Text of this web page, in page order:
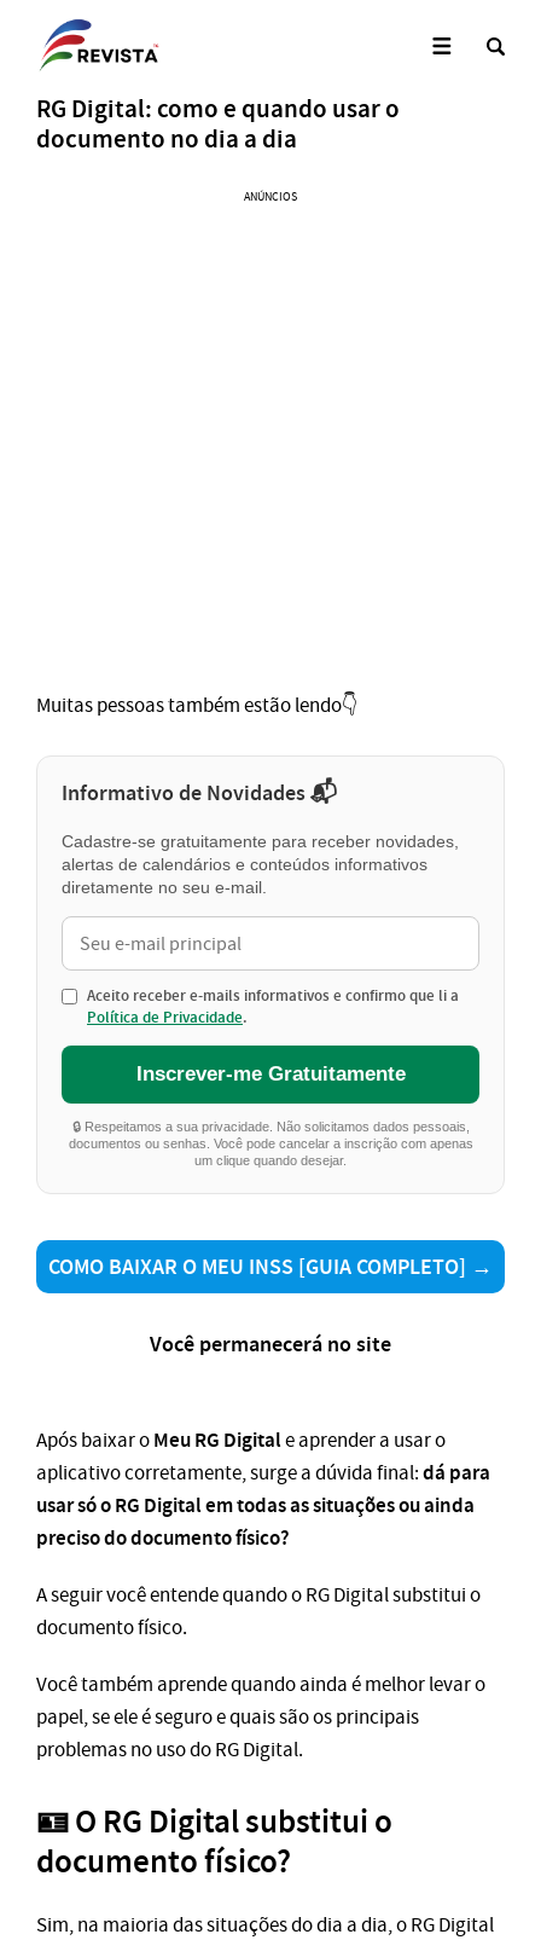
RG Digital: como e quando usar o
documento no dia a dia
ANÚNCIOS
Muitas pessoas também estão lendo👇
Informativo de Novidades 📬
Cadastre-se gratuitamente para receber novidades,
alertas de calendários e conteúdos informativos
diretamente no seu e-mail.
Aceito receber e-mails informativos e confirmo que li a
Política de Privacidade.
Inscrever-me Gratuitamente
🔒 Respeitamos a sua privacidade. Não solicitamos dados pessoais,
documentos ou senhas. Você pode cancelar a inscrição com apenas
um clique quando desejar.
COMO BAIXAR O MEU INSS [GUIA COMPLETO] →
Você permanecerá no site
Após baixar oMeu RG Digitale aprender a usar o
aplicativo corretamente, surge a dúvida final:dá para
usar só o RG Digital em todas as situações ou ainda
preciso do documento físico?
A seguir você entende quando o RG Digital substitui o
documento físico.
Você também aprende quando ainda é melhor levar o
papel, se ele é seguro e quais são os principais
problemas no uso do RG Digital.
🪪 O RG Digital substitui o
documento físico?
Sim, na maioria das situações do dia a dia, o RG Digital